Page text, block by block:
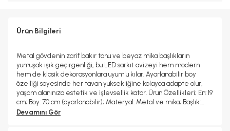
Ürün Bilgileri
Metal gövdenin zarif bakır tonu ve beyaz mika başlıkların
yumuşak ışık geçirgenliği, bu LED sarkıt avizeyi hem modern
hem de klasik dekorasyonlara uyumlu kılar. Ayarlanabilir boy
özelliği sayesinde her tavan yüksekliğine kolayca adapte olur,
yaşam alanınıza estetik ve işlevsellik katar. Ürün Özellikleri; En: 19
cm; Boy: 70 cm (ayarlanabilir); Materyal: Metal ve mika; Başlık:
Beyaz mika; Gövde Rengi: Bakır; Aydınlatma Türü: LED; Güç: 18
Devamını Gör